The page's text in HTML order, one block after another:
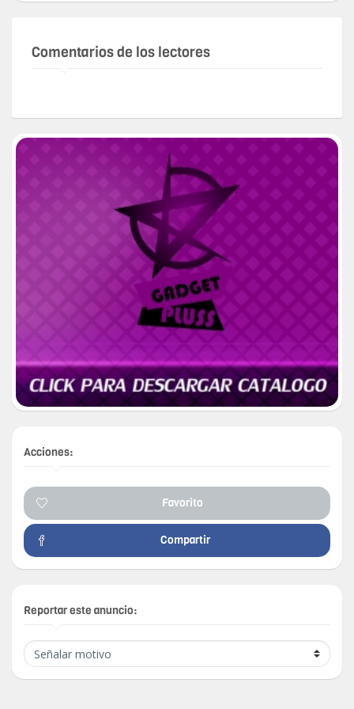
Comentarios de los lectores
Acciones:
Favorito
Compartir
Reportar este anuncio: